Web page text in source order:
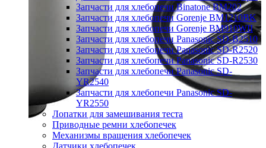
Запчасти для хлебопечи Binatone BM202
Запчасти для хлебопечи Gorenje BM1210BK
Запчасти для хлебопечи Gorenje BM910WII
Запчасти для хлебопечи Panasonic SD-B2510
Запчасти для хлебопечи Panasonic SD-R2520
Запчасти для хлебопечи Panasonic SD-R2530
Запчасти для хлебопечи Panasonic SD-
YR2540
Запчасти для хлебопечи Panasonic SD-
YR2550
Лопатки для замешивания теста
Приводные ремни хлебопечек
Механизмы вращения хлебопечек
Датчики хлебопечек